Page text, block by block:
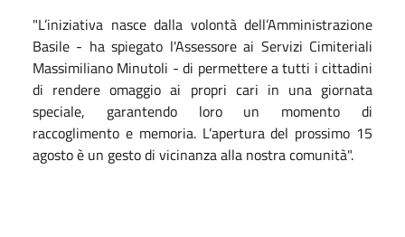
"L’iniziativa nasce dalla volontà dell’Amministrazione
Basile - ha spiegato l'Assessore ai Servizi Cimiteriali
Massimiliano Minutoli - di permettere a tutti i cittadini
di rendere omaggio ai propri cari in una giornata
speciale, garantendo loro un momento di
raccoglimento e memoria. L’apertura del prossimo 15
agosto è un gesto di vicinanza alla nostra comunità".